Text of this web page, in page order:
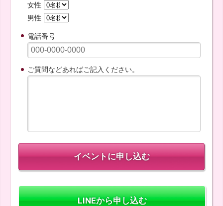
女性
男性
電話番号
ご質問などあればご記入ください。
LINEから申し込む